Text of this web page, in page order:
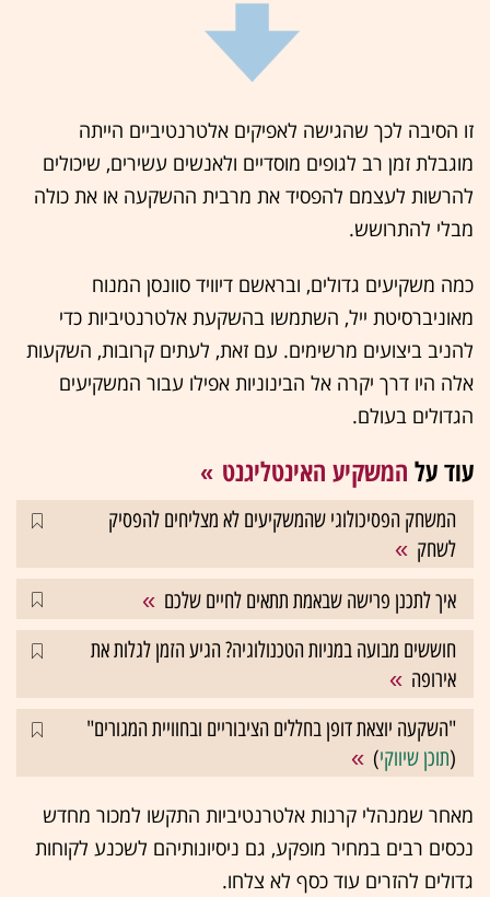
זו הסיבה לכך שהגישה לאפיקים אלטרנטיביים הייתה
מוגבלת זמן רב לגופים מוסדיים ולאנשים עשירים, שיכולים
להרשות לעצמם להפסיד את מרבית ההשקעה או את כולה
מבלי להתרושש.
כמה משקיעים גדולים, ובראשם דיוויד סוונסן המנוח
מאוניברסיטת ייל, השתמשו בהשקעת אלטרנטיביות כדי
להניב ביצועים מרשימים. עם זאת, לעתים קרובות, השקעות
אלה היו דרך יקרה אל הבינוניות אפילו עבור המשקיעים
הגדולים בעולם.
עוד על המשקיע האינטליגנט
המשחק הפסיכולוגי שהמשקיעים לא מצליחים להפסיק
לשחק
איך לתכנן פרישה שבאמת תתאים לחיים שלכם
חוששים מבועה במניות הטכנולוגיה? הגיע הזמן לגלות את
אירופה
"השקעה יוצאת דופן בחללים הציבוריים ובחוויית המגורים"
(תוכן שיווקי)
מאחר שמנהלי קרנות אלטרנטיביות התקשו למכור מחדש
נכסים רבים במחיר מופקע, גם ניסיונותיהם לשכנע לקוחות
גדולים להזרים עוד כסף לא צלחו.